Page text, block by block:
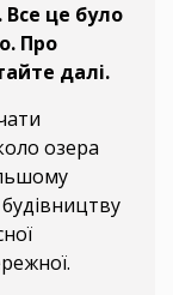
це було
Про
далі.
озера